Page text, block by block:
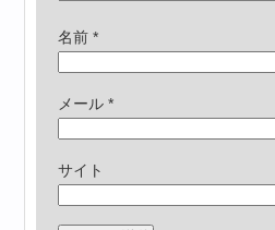
名前*
メール*
サイト